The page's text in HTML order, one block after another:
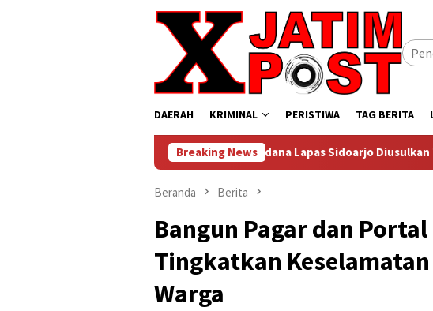
DAERAH KRIMINAL PERISTIWA TAG BERITA
Breaking News
Kemerdekaan, 515 Narapidana Lapas Sidoarjo Diusulkan Terima Remisi, 12
Beranda Berita
Bangun Pagar dan
Tingkatkan
Warga